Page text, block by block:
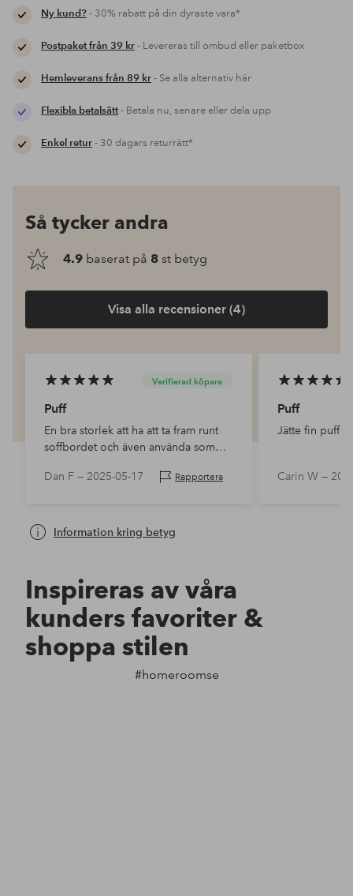
Ny kund?- 30% rabatt på din dyraste vara*
Postpaket från 39 kr- Levereras till ombud eller paketbox
Hemleverans från 89 kr- Se alla alternativ här
Flexibla betalsätt- Betala nu, senare eller dela upp
Enkel retur- 30 dagars returrätt*
Så tycker andra
4.9 baserat på 8 st betyg
Visa alla recensioner (4)
Verifierad köpare
Puff
En bra storlek att ha att ta fram runt
soffbordet och även använda som
Dan F — 2025-05-17 Rapportera
Puff
Jätte fin puff!
Carin W —
Information kring betyg
Inspireras av våra
kunders favoriter &
shoppa stilen
#homeroomse